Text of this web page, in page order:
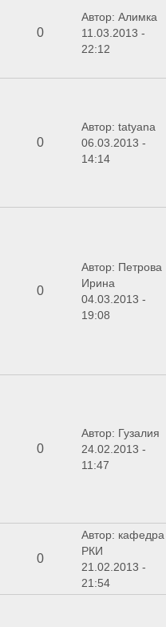
0
Автор: Алимка
11.03.2013 -
22:12
0
Автор: tatyana
06.03.2013 -
14:14
0
Автор: Петрова
Ирина
04.03.2013 -
19:08
0
Автор: Гузалия
24.02.2013 -
11:47
0
Автор: кафедра
РКИ
21.02.2013 -
21:54